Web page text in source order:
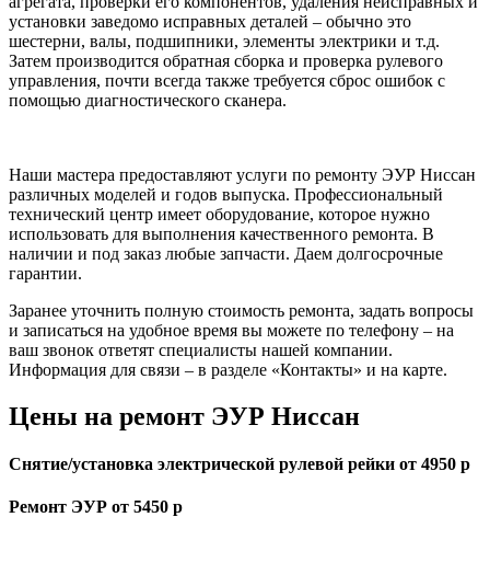
установки заведомо исправных деталей – обычно это
шестерни, валы, подшипники, элементы электрики и т.д.
Затем производится обратная сборка и проверка рулевого
управления, почти всегда также требуется сброс ошибок с
помощью диагностического сканера.
Наши мастера предоставляют услуги по ремонту ЭУР Ниссан
различных моделей и годов выпуска. Профессиональный
технический центр имеет оборудование, которое нужно
использовать для выполнения качественного ремонта. В
наличии и под заказ любые запчасти. Даем долгосрочные
гарантии.
Заранее уточнить полную стоимость ремонта, задать вопросы
и записаться на удобное время вы можете по телефону – на
ваш звонок ответят специалисты нашей компании.
Информация для связи – в разделе «Контакты» и на карте.
Цены на ремонт ЭУР Ниссан
Снятие/установка электрической рулевой рейки от 4950 р
Ремонт ЭУР от 5450 р